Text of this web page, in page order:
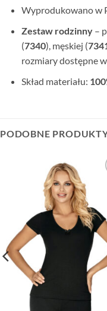
Wyprodukowano w
Zestaw rodzinny–
(7340), męskiej (
rozmiary dostępne
Skład materiału:
PODOBNE